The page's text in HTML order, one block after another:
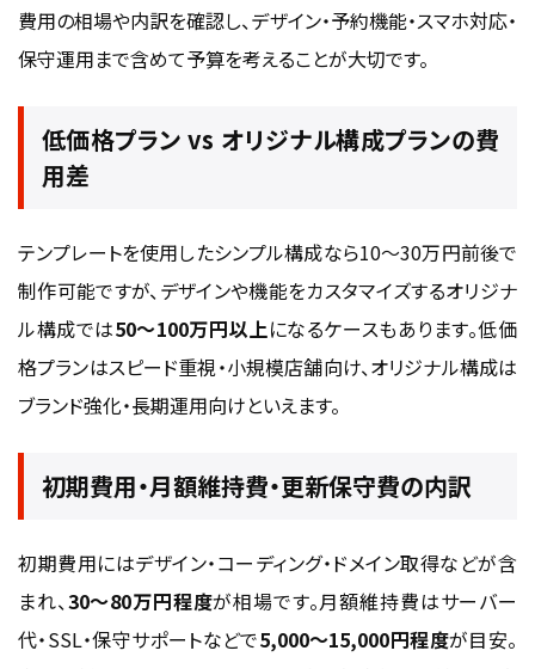
費用の相場や内訳を確認し、デザイン・予約機能・スマホ対応・
保守運用まで含めて予算を考えることが大切です。
低価格プラン vs オリジナル構成プランの費
用差
テンプレートを使用したシンプル構成なら10〜30万円前後で
制作可能ですが、デザインや機能をカスタマイズするオリジナ
ル構成では50〜100万円以上になるケースもあります。低価
格プランはスピード重視・小規模店舗向け、オリジナル構成は
ブランド強化・長期運用向けといえます。
初期費用・月額維持費・更新保守費の内訳
初期費用にはデザイン・コーディング・ドメイン取得などが含
まれ、30〜80万円程度が相場です。月額維持費はサーバー
代・SSL・保守サポートなどで5,000〜15,000円程度が目安。